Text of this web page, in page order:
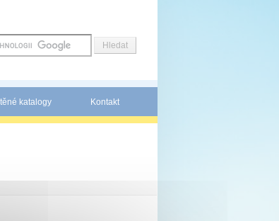
katalogy Kontakt